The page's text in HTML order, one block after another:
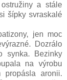
a stále
šípky svraskalé
jen moc
Dozrálo
synka. Bezinky
na výrobu
aronii.